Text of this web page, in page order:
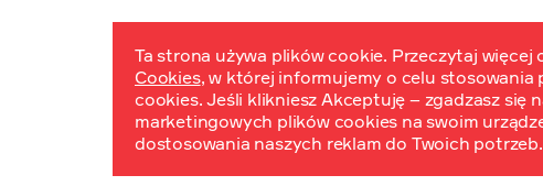
Wydarzenia
Ta strona używa plików cookie. Przeczytaj więcej
Cookies, w której informujemy o celu stosowania
cookies. Jeśli klikniesz Akceptuję – zgadzasz się
marketingowych plików cookies na swoim
dostosowania naszych reklam do Twoich potrzeb.